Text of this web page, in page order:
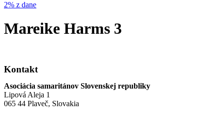
2% z dane
Mareike Harms 3
Kontakt
Asociácia samaritánov Slovenskej republiky
Lipová Aleja 1
065 44 Plaveč, Slovakia